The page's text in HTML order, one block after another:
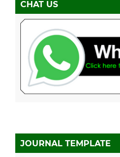
CHAT US
JOURNAL TEMPLATE